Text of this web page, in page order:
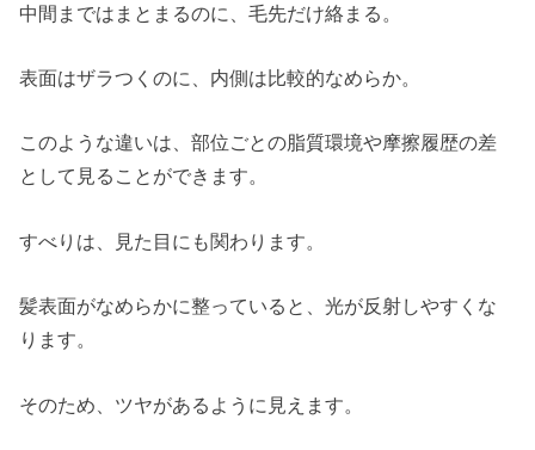
中間まではまとまるのに、毛先だけ絡まる。
表面はザラつくのに、内側は比較的なめらか。
このような違いは、部位ごとの脂質環境や摩擦履歴の差
として見ることができます。
すべりは、見た目にも関わります。
髪表面がなめらかに整っていると、光が反射しやすくな
ります。
そのため、ツヤがあるように見えます。